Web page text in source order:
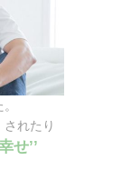
れたり
せ’’